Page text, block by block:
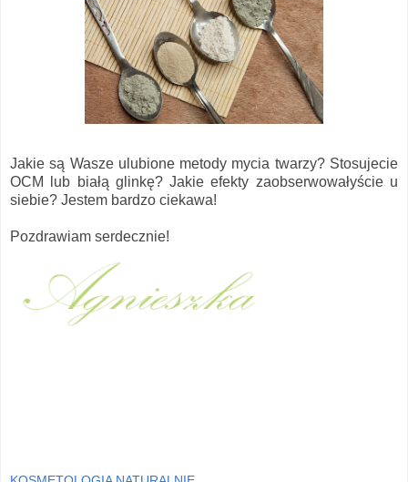
Jakie są Wasze ulubione metody mycia twarzy? Stosujecie
OCM lub białą glinkę? Jakie efekty zaobserwowałyście u
siebie? Jestem bardzo ciekawa!
Pozdrawiam serdecznie!